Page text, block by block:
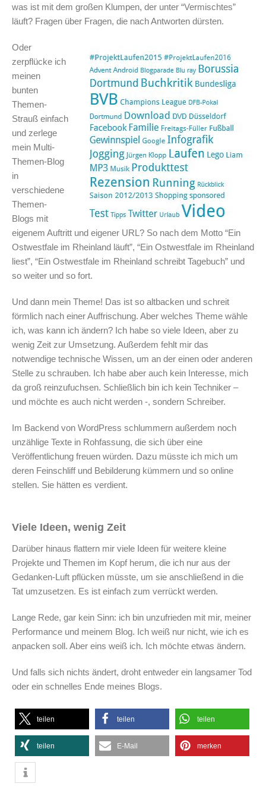
was ist mit dem großen Klumpen, der unter “Vermischtes”
läuft? Fragen über Fragen, die nach Antworten dürsten.
Oder
zerpflücke ich
meinen
bunten
Themen-
Strauß einfach
und zerlege
mein Multi-
Themen-Blog
in
verschiedene
Themen-
Blogs mit
eigenem Auftritt und eigener URL? So nach dem Motto “Ein
Ostwestfale im Rheinland läuft”, “Ein Ostwestfale im Rheinland
liest”, “Ein Ostwestfale im Rheinland schreibt Tagebuch” und
so weiter und so fort.
Und dann mein Theme! Das ist so altbacken und schreit
förmlich nach einer Auffrischung. Aber welches Theme wähle
ich, was kann ich ändern? Ich habe so viele Ideen, aber zu
wenig Zeit zur Umsetzung. Außerdem fehlt mir das
notwendige technische Wissen, um an der einen oder anderen
Stelle zu schrauben. Ich habe aber auch kein Interesse, mich
da groß reinzufuchsen. Schließlich bin ich kein Techniker –
und möchte es auch nicht werden -, sondern Schreiber.
Im Backend von WordPress schlummern außerdem noch
unzählige Texte in Rohfassung, die sich über eine
Veröffentlichung freuen würden. Dazu müsste ich mich um
deren Feinschliff und Bebilderung kümmern und so online
stellen. Sie hätten es verdient.
Viele Ideen, wenig Zeit
Darüber hinaus flattern mir viele Ideen für weitere kleine
Projekte und Themen im Kopf herum, die ich nur aus der
Gedanken-Luft pflücken müsste, um sie anschließend in die
Tat umzusetzen. Es ist einfach zum verrückt werden.
Lange Rede, gar kein Sinn: ich bin unzufrieden mit mir, meiner
Performance und meinem Blog. Ich weiß nur nicht, wie ich es
anpacken soll. Aber eins weiß ich. Ich möchte etwas ändern.
Und falls sich nichts ändert, droht entweder ein langsamer Tod
oder ein schnelles Ende meines Blogs.
teilen teilen teilen
teilen E-Mail merken